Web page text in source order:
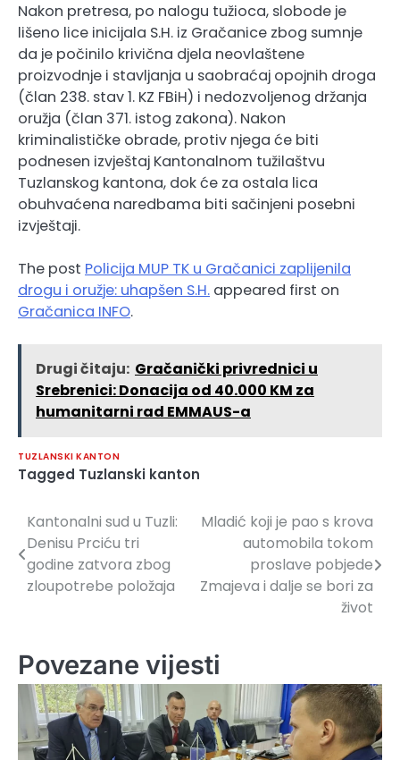
Nakon pretresa, po nalogu tužioca, slobode je
lišeno lice inicijala S.H. iz Gračanice zbog sumnje
da je počinilo krivična djela neovlaštene
proizvodnje i stavljanja u saobraćaj opojnih droga
(član 238. stav 1. KZ FBiH) i nedozvoljenog držanja
oružja (član 371. istog zakona). Nakon
kriminalističke obrade, protiv njega će biti
podnesen izvještaj Kantonalnom tužilaštvu
Tuzlanskog kantona, dok će za ostala lica
obuhvaćena naredbama biti sačinjeni posebni
izvještaji.
The post Policija MUP TK u Gračanici zaplijenila
drogu i oružje: uhapšen S.H. appeared first on
Gračanica INFO.
Drugi čitaju: Gračanički privrednici u
Srebrenici: Donacija od 40.000 KM za
humanitarni rad EMMAUS-a
TUZLANSKI KANTON
Tagged Tuzlanski kanton
Navigacija
članaka
Kantonalni sud u Tuzli:
Denisu Prciću tri
godine zatvora zbog
zloupotrebe položaja
Mladić koji je pao s krova
automobila tokom
proslave pobjede
Zmajeva i dalje se bori za
život
Povezane vijesti